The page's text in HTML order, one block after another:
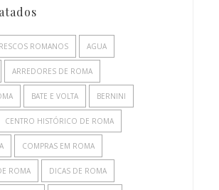
ROMANOS AGUA
ARREDORES DE ROMA
BATE E VOLTA BERNINI
CENTRO HISTÓRICO DE ROMA
COMPRAS EM ROMA
ROMA DICAS DE ROMA